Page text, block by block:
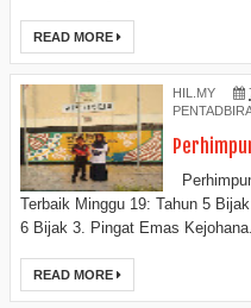
READ MORE
HIL.MY
Terbaik Minggu 19: Tahun 5
6 Bijak 3. Pingat Emas
READ MORE